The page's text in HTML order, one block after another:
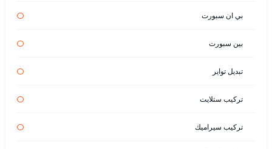
بي ان سبورت
بين سبورت
تبديل تواير
تركيب ستلايت
تركيب سيراميك